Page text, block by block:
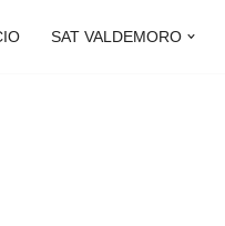
SAT VALDEMORO